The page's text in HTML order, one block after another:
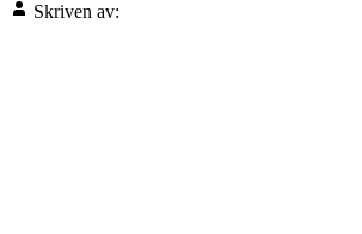
Skriven av: